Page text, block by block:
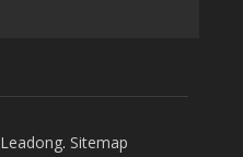
Leadong. Sitemap